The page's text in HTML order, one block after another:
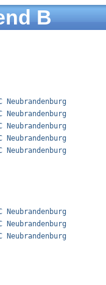
B
Neubrandenburg